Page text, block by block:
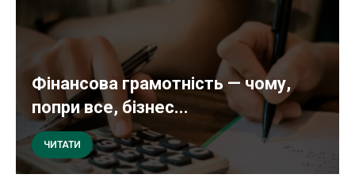
Фінансова грамотність — чому,
попри все, бізнес...
ЧИТАТИ